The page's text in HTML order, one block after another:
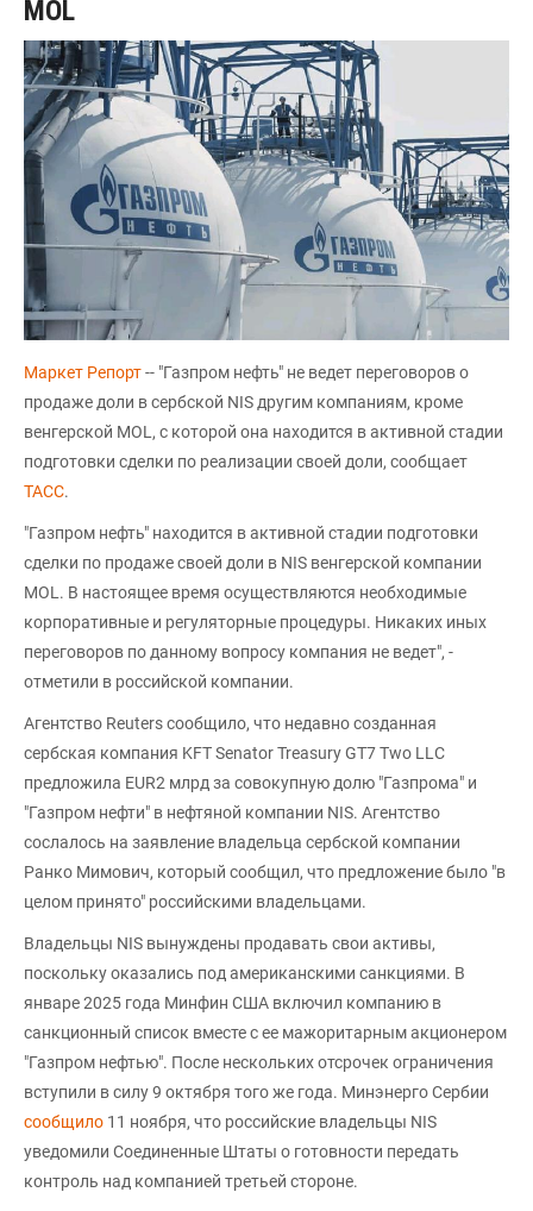
MOL
Маркет Репорт-- "Газпром нефть" не ведет переговоров о
продаже доли в сербской NIS другим компаниям, кроме
венгерской MOL, с которой она находится в активной стадии
подготовки сделки по реализации своей доли, сообщает
ТАСС.
"Газпром нефть" находится в активной стадии подготовки
сделки по продаже своей доли в NIS венгерской компании
MOL. В настоящее время осуществляются необходимые
корпоративные и регуляторные процедуры. Никаких иных
переговоров по данному вопросу компания не ведет", -
отметили в российской компании.
Агентство Reuters сообщило, что недавно созданная
сербская компания KFT Senator Treasury GT7 Two LLC
предложила EUR2 млрд за совокупную долю "Газпрома" и
"Газпром нефти" в нефтяной компании NIS. Агентство
сослалось на заявление владельца сербской компании
Ранко Мимович, который сообщил, что предложение было "в
целом принято" российскими владельцами.
Владельцы NIS вынуждены продавать свои активы,
поскольку оказались под американскими санкциями. В
январе 2025 года Минфин США включил компанию в
санкционный список вместе с ее мажоритарным акционером
"Газпром нефтью". После нескольких отсрочек ограничения
вступили в силу 9 октября того же года. Минэнерго Сербии
сообщило 11 ноября, что российские владельцы NIS
уведомили Соединенные Штаты о готовности передать
контроль над компанией третьей стороне.